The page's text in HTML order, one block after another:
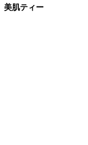
美肌ティー